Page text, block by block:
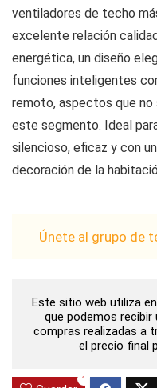
ventiladores de techo
excelente relación
energética, un diseño
funciones inteligentes
remoto, aspectos que no
este segmento. Ideal
silencioso, eficaz y con
decoración de la
Únete al grupo de
Este sitio web utiliza
que podemos recibir
compras realizadas a
el precio final
1